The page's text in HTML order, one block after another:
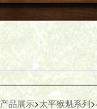
产品展示>太平猴魁系列>